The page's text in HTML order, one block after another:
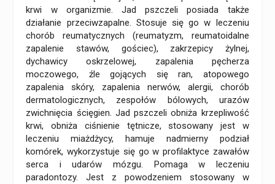
krwi w organizmie. Jad pszczeli posiada także
działanie przeciwzapalne. Stosuje się go w leczeniu
chorób reumatycznych (reumatyzm, reumatoidalne
zapalenie stawów, gościec), zakrzepicy żylnej,
dychawicy oskrzelowej, zapalenia pęcherza
moczowego, źle gojących się ran, atopowego
zapalenia skóry, zapalenia nerwów, alergii, chorób
dermatologicznych, zespołów bólowych, urazów
zwichnięcia ścięgien. Jad pszczeli obniża krzepliwość
krwi, obniża ciśnienie tętnicze, stosowany jest w
leczeniu miażdżycy, hamuje nadmierny podział
komórek, wykorzystuje się go w profilaktyce zawałów
serca i udarów mózgu. Pomaga w leczeniu
paradontozy. Jest z powodzeniem stosowany w